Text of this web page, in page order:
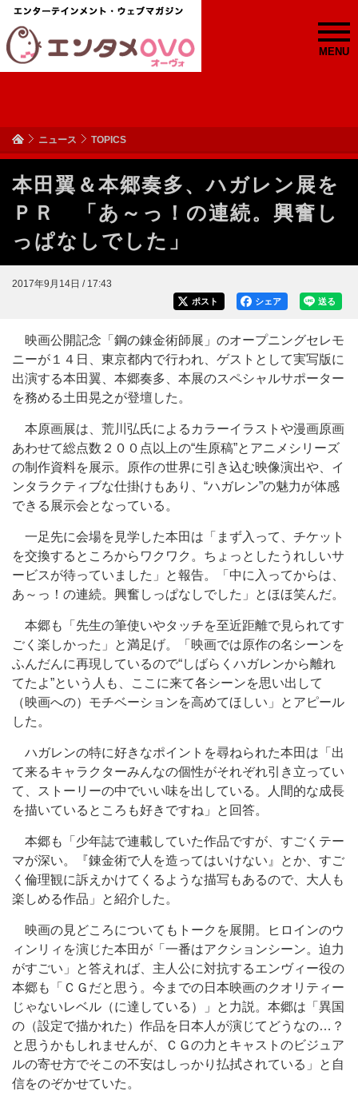
MENU
ニュース TOPICS
本田翼＆本郷奏多、ハガレン展を
ＰＲ 「あ～っ！の連続。興奮し
っぱなしでした」
2017年9月14日 / 17:43
送る
シェア
ポスト
映画公開記念「鋼の錬金術師展」のオープニングセレモ
ニーが１４日、東京都内で行われ、ゲストとして実写版に
出演する本田翼、本郷奏多、本展のスペシャルサポーター
を務める土田晃之が登壇した。
本原画展は、荒川弘氏によるカラーイラストや漫画原画
あわせて総点数２００点以上の“生原稿”とアニメシリーズ
の制作資料を展示。原作の世界に引き込む映像演出や、イ
ンタラクティブな仕掛けもあり、“ハガレン”の魅力が体感
できる展示会となっている。
一足先に会場を見学した本田は「まず入って、チケット
を交換するところからワクワク。ちょっとしたうれしいサ
ービスが待っていました」と報告。「中に入ってからは、
あ～っ！の連続。興奮しっぱなしでした」とほほ笑んだ。
本郷も「先生の筆使いやタッチを至近距離で見られてす
ごく楽しかった」と満足げ。「映画では原作の名シーンを
ふんだんに再現しているので“しばらくハガレンから離れ
てたよ”という人も、ここに来て各シーンを思い出して
（映画への）モチベーションを高めてほしい」とアピール
した。
ハガレンの特に好きなポイントを尋ねられた本田は「出
て来るキャラクターみんなの個性がそれぞれ引き立ってい
て、ストーリーの中でいい味を出している。人間的な成長
を描いているところも好きですね」と回答。
本郷も「少年誌で連載していた作品ですが、すごくテー
マが深い。『錬金術で人を造ってはいけない』とか、すご
く倫理観に訴えかけてくるような描写もあるので、大人も
楽しめる作品」と紹介した。
映画の見どころについてもトークを展開。ヒロインのウ
ィンリィを演じた本田が「一番はアクションシーン。迫力
がすごい」と答えれば、主人公に対抗するエンヴィー役の
本郷も「ＣＧだと思う。今までの日本映画のクオリティー
じゃないレベル（に達している）」と力説。本郷は「異国
の（設定で描かれた）作品を日本人が演じてどうなの…？
と思うかもしれませんが、ＣＧの力とキャストのビジュア
ルの寄せ方でそこの不安はしっかり払拭されている」と自
信をのぞかせていた。